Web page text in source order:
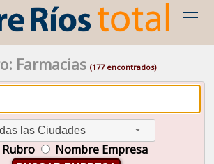
Farmacias (177 encontrados)
las Ciudades
Rubro Nombre Empresa